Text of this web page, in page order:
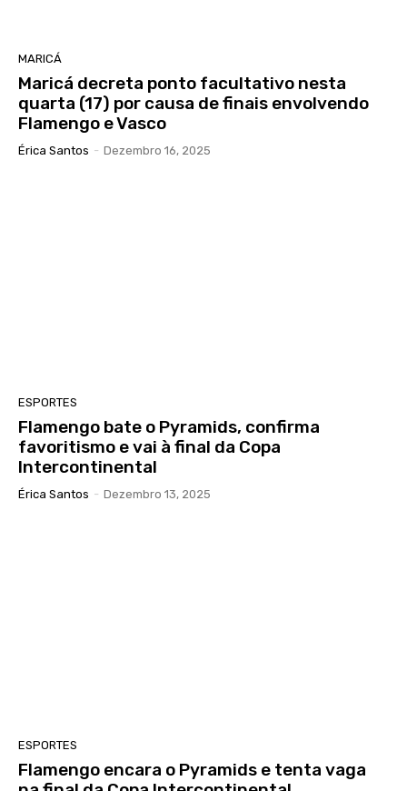
MARICÁ
Maricá decreta ponto facultativo nesta
quarta (17) por causa de finais envolvendo
Flamengo e Vasco
Érica Santos - Dezembro 16, 2025
ESPORTES
Flamengo bate o Pyramids, confirma
favoritismo e vai à final da Copa
Intercontinental
Érica Santos - Dezembro 13, 2025
ESPORTES
Flamengo encara o Pyramids e tenta vaga